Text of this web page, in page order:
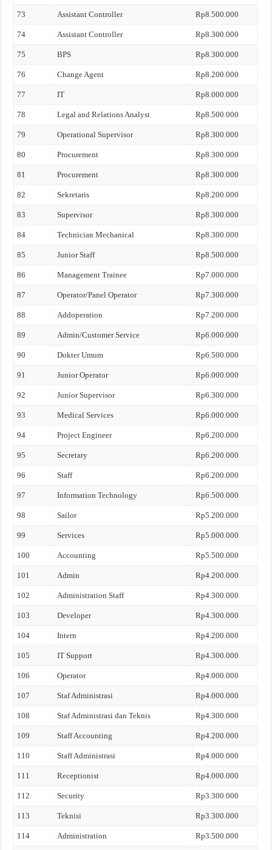
73 Assistant Controller Rp8.500.000
74 Assistant Controller Rp8.300.000
75 BPS Rp8.300.000
76 Change Agent Rp8.200.000
77 IT Rp8.000.000
78 Legal and Relations Analyst Rp8.500.000
79 Operational Supervisor Rp8.300.000
80 Procurement Rp8.300.000
81 Procurement Rp8.300.000
82 Sekretaris Rp8.200.000
83 Supervisor Rp8.300.000
84 Technician Mechanical Rp8.300.000
85 Junior Staff Rp8.500.000
86 Management Trainee Rp7.000.000
87 Operator/Panel Operator Rp7.300.000
88 Addoperation Rp7.200.000
89 Admin/Customer Service Rp6.000.000
90 Dokter Umum Rp6.500.000
91 Junior Operator Rp6.000.000
92 Junior Supervisor Rp6.300.000
93 Medical Services Rp6.000.000
94 Project Engineer Rp6.200.000
95 Secretary Rp6.200.000
96 Staff Rp6.200.000
97 Information Technology Rp6.500.000
98 Sailor Rp5.200.000
99 Services Rp5.000.000
100 Accounting Rp5.500.000
101 Admin Rp4.200.000
102 Administration Staff Rp4.300.000
103 Developer Rp4.300.000
104 Intern Rp4.200.000
105 IT Support Rp4.300.000
106 Operator Rp4.000.000
107 Staf Administrasi Rp4.000.000
108 Staf Administrasi dan Teknis Rp4.300.000
109 Staff Accounting Rp4.200.000
110 Staff Administrasi Rp4.000.000
111 Receptionist Rp4.000.000
112 Security Rp3.300.000
113 Teknisi Rp3.300.000
114 Administration Rp3.500.000